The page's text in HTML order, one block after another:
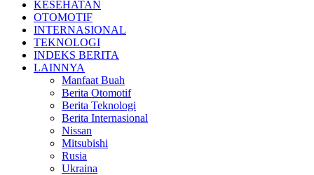
KESEHATAN
OTOMOTIF
INTERNASIONAL
TEKNOLOGI
INDEKS BERITA
LAINNYA
Manfaat Buah
Berita Otomotif
Berita Teknologi
Berita Internasional
Nissan
Mitsubishi
Rusia
Ukraina